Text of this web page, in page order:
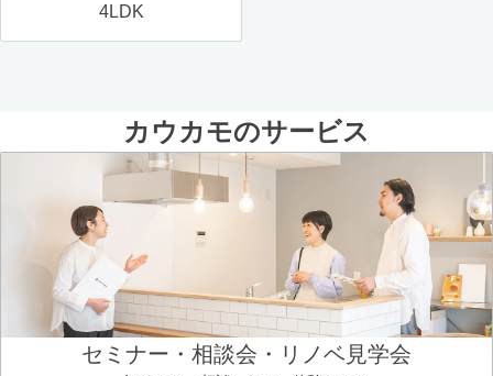
4LDK
カウカモのサービス
セミナー・相談会・リノベ見学会